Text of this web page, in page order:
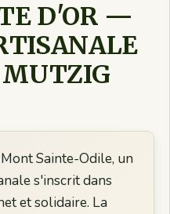
D'OR —
MUTZIG
Sainte-Odile, un
s'inscrit dans
et solidaire. La